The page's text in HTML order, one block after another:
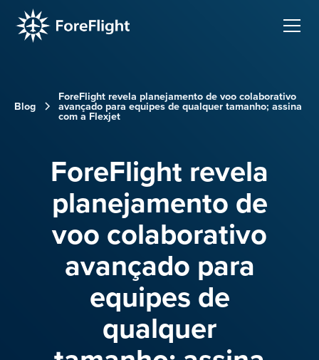
Blog
ForeFlight revela planejamento de voo colaborativo
avançado para equipes de qualquer tamanho; assina
com a Flexjet
ForeFlight revela
planejamento de
voo colaborativo
avançado para
equipes de
qualquer